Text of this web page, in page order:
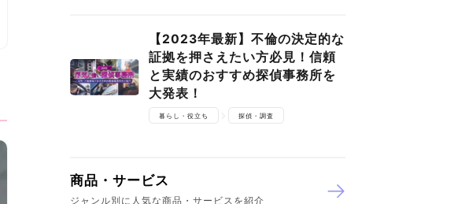
【2023年最新】不倫の決定的な
証拠を押さえたい方必見！信頼
と実績のおすすめ探偵事務所を
大発表！
暮らし・役立ち 探偵・調査
商品・サービス
ジャンル別に人気な商品・サービスを紹介